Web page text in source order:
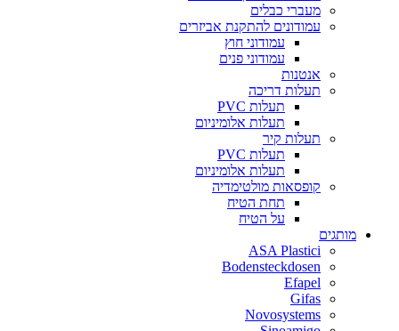
מעברי כבלים
עמודונים להתקנת אביזרים
עמודוני חוץ
עמודוני פנים
אנטנות
תעלות דריכה
תעלות PVC
תעלות אלומיניום
תעלות קיר
תעלות PVC
תעלות אלומיניום
קופסאות מולטימדיה
תחת הטיח
על הטיח
מותגים
ASA Plastici
Bodensteckdosen
Efapel
Gifas
Novosystems